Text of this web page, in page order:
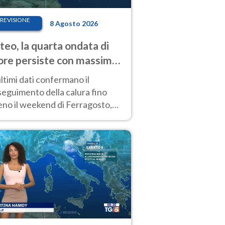
8 Agosto 2026
la quarta ondata di
persiste con massime
molto elevate
dati confermano il
della calura fino
il weekend di Ferragosto,
prossima